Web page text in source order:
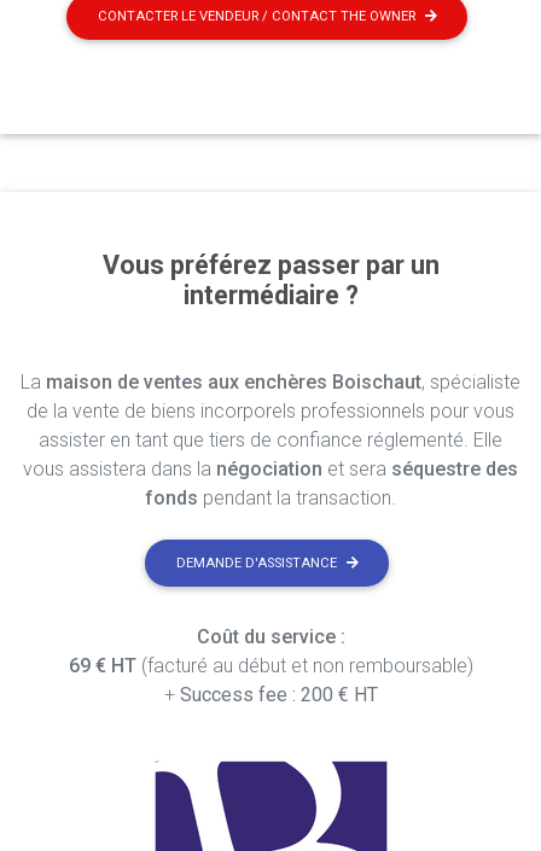
CONTACTER LE VENDEUR / CONTACT THE OWNER
Vous préférez passer par un
intermédiaire ?
La maison de ventes aux enchères Boischaut, spécialiste
de la vente de biens incorporels professionnels pour vous
assister en tant que tiers de confiance réglementé. Elle
vous assistera dans la négociation et sera séquestre des
fonds pendant la transaction.
DEMANDE D'ASSISTANCE
Coût du service :
69 € HT(facturé au début et non remboursable)
+ Success fee : 200 € HT